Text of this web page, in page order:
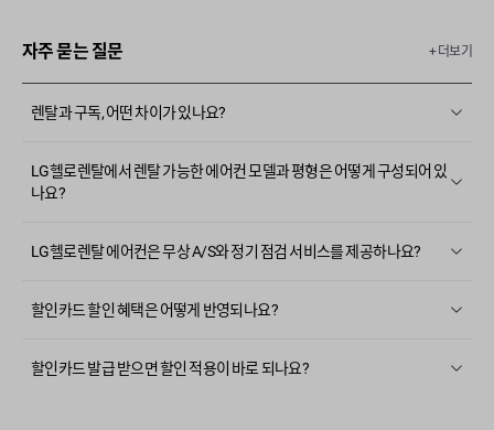
자주 묻는 질문 + 더보기
렌탈과 구독, 어떤 차이가 있나요?
LG헬로렌탈에서 렌탈 가능한 에어컨 모델과 평형은 어떻게 구성되어 있
나요?
LG헬로렌탈 에어컨은 무상 A/S와 정기 점검 서비스를 제공하나요?
할인카드 할인 혜택은 어떻게 반영되나요?
할인카드 발급 받으면 할인 적용이 바로 되나요?